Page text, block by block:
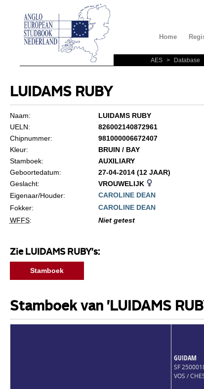
Home
AES > Database
LUIDAMS RUBY
Naam:
LUIDAMS RUBY
UELN:
826002140872961
Chipnummer:
981000006672407
Kleur:
BRUIN / BAY
Stamboek:
AUXILIARY
Geboortedatum:
27-04-2014 (12 JAAR)
Geslacht:
VROUWELIJK
Eigenaar/Houder:
CAROLINE DEAN
Fokker:
CAROLINE DEAN
WFFS: Niet getest
Zie LUIDAMS RUBY's:
Stamboek
Stamboek van 'LUIDAMS
GUIDAM
SF
VOS /